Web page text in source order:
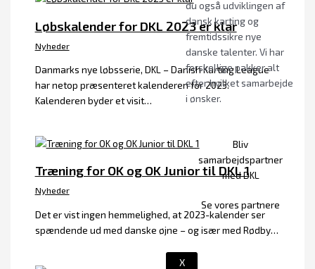
du også udviklingen af
dansk karting og
fremtidssikre nye
danske talenter. Vi har
forskellige pakker alt
efter hvilket samarbejde
i ønsker.
Bliv
samarbejdspartner
med DKL
Se vores partnere
X
Løbskalender for DKL 2023 er klar
Nyheder
Danmarks nye løbsserie, DKL – Danish Karting League
har netop præsenteret kalenderen for 2023.
Kalenderen byder et visit…
Træning for OK og OK Junior til DKL 1
Nyheder
Det er vist ingen hemmelighed, at 2023-kalender ser
spændende ud med danske øjne – og især med Rødby…